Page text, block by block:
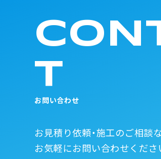
T
お問い合わせ
お見積り依頼・施工のご相談な
お気軽にお問い合わせくださ